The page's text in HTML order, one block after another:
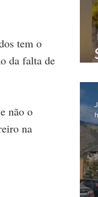
tem o
da falta de
não o
na